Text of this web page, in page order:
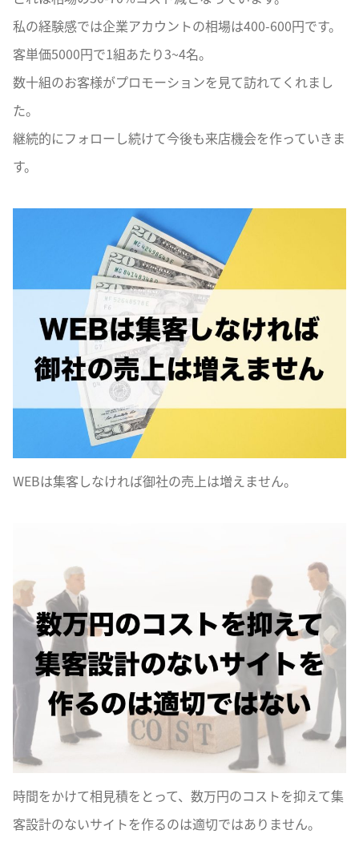
私の経験感では企業アカウントの相場は400-600円です。
客単価5000円で1組あたり3~4名。
数十組のお客様がプロモーションを見て訪れてくれまし
た。
継続的にフォローし続けて今後も来店機会を作っていきま
す。
WEBは集客しなければ御社の売上は増えません。
時間をかけて相見積をとって、数万円のコストを抑えて集
客設計のないサイトを作るのは適切ではありません。